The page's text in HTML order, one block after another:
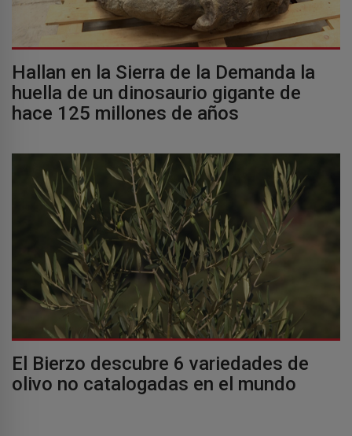
Hallan en la Sierra de la Demanda la
huella de un dinosaurio gigante de
hace 125 millones de años
El Bierzo descubre 6 variedades de
olivo no catalogadas en el mundo